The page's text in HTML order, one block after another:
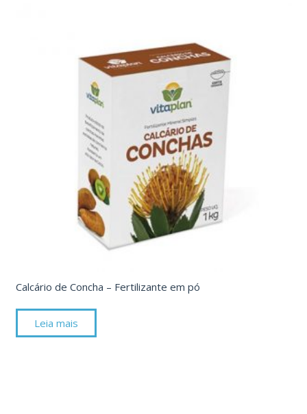
Calcário de Concha – Fertilizante em pó
Leia mais